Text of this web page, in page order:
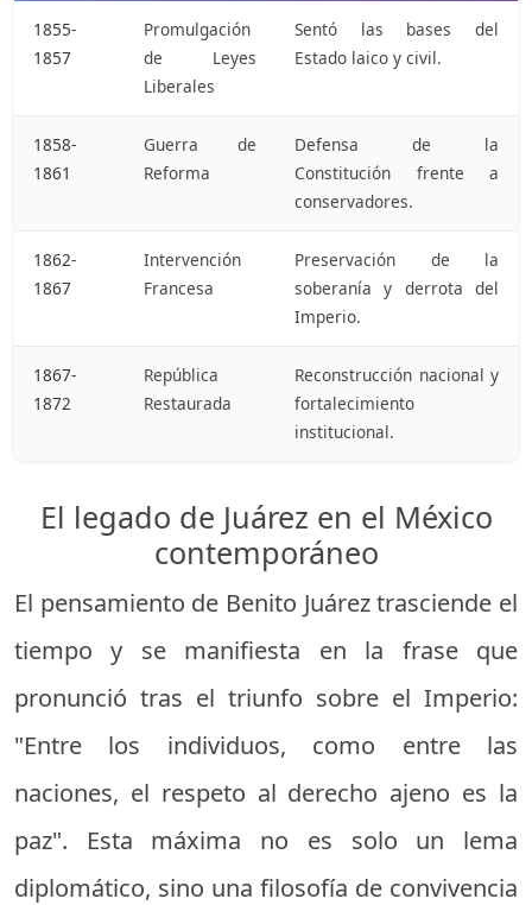
1855-
1857
Promulgación
de Leyes
Liberales
Sentó las bases del
Estado laico y civil.
1858-
1861
Guerra de
Reforma
Defensa de la
Constitución frente a
conservadores.
1862-
1867
Intervención
Francesa
Preservación de la
soberanía y derrota del
Imperio.
1867-
1872
República
Restaurada
Reconstrucción nacional y
fortalecimiento
institucional.
El legado de Juárez en el México
contemporáneo
El pensamiento de Benito Juárez trasciende el
tiempo y se manifiesta en la frase que
pronunció tras el triunfo sobre el Imperio:
"Entre los individuos, como entre las
naciones, el respeto al derecho ajeno es la
paz". Esta máxima no es solo un lema
diplomático, sino una filosofía de convivencia